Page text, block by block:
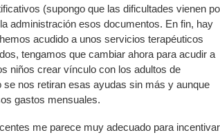
(supongo que las dificultades vienen
administración esos documentos. En fin, hay
acudido a unos servicios terapéuticos
tengamos que cambiar ahora para acudir a
niños crear vínculo con los adultos de
nos retiran esas ayudas sin más y aunque
gastos mensuales.
me parece muy adecuado para incentivar